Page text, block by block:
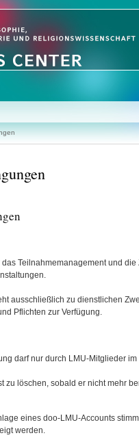
Teilnahmemanagement und
ausschließlich zu dienstlichen
Pflichten zur Verfügung.
darf nur durch LMU-Mitglieder
zu löschen, sobald er nicht mehr
eines doo-LMU-Accounts
werden.